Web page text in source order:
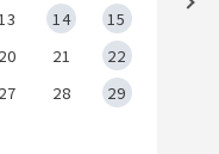
13 14
15
20 21
22
27 28
29